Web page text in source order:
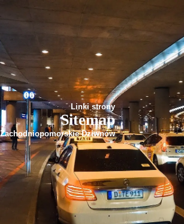
Linki strony
Sitemap
Zachodniopomorskie Dziwnów